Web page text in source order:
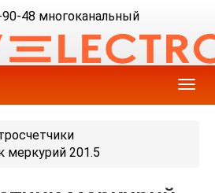
48 многоканальный
меркурий 201.5